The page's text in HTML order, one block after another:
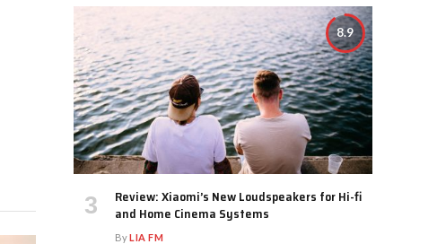
8.9
Review: Xiaomi’s New Loudspeakers for Hi-fi
and Home Cinema Systems
ByLIA FM